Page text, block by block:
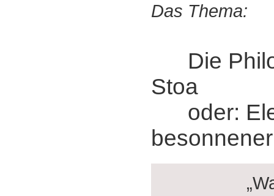
Das Thema:
Die
Stoa
oder:
„Was